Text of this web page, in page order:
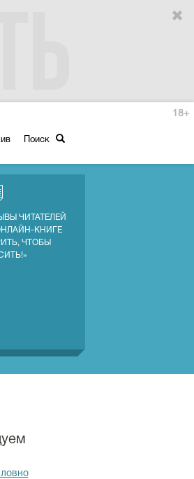
Поиск
18+
ЧИТАТЕЛЕЙ
КНИГЕ
ЧТОБЫ